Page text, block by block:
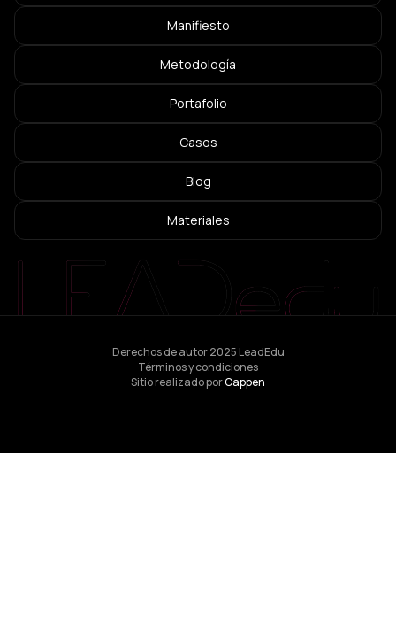
Manifiesto
Metodología
Portafolio
Casos
Blog
Materiales
Derechos de autor 2025 LeadEdu
Términos y condiciones
Sitio realizado porCappen